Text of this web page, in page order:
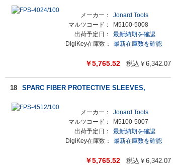
メーカー：
Jonard Tools
マルツコード：
M5100-5008
出荷予定日：
最新納期を確認
DigiKey在庫数：
最新在庫数を確認
￥5,765.52 税込￥ 6,342.07
18 SPARC FIBER PROTECTIVE SLEEVES,
メーカー：
Jonard Tools
マルツコード：
M5100-5007
出荷予定日：
最新納期を確認
DigiKey在庫数：
最新在庫数を確認
￥5,765.52 税込￥ 6,342.07